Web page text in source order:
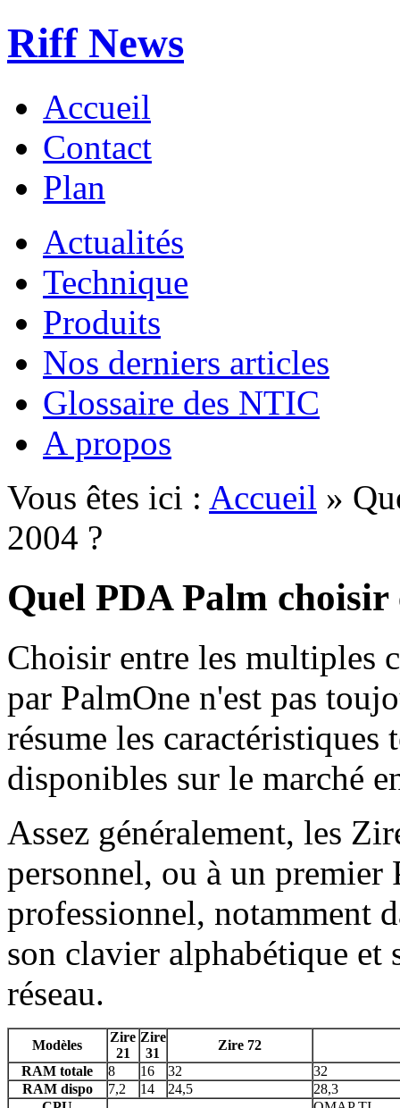
Riff News
Accueil
Contact
Plan
Actualités
Technique
Produits
Nos derniers articles
Glossaire des NTIC
A propos
Vous êtes ici : Accueil »
2004 ?
Quel PDA Palm choisir
Choisir entre les multiples
par PalmOne n'est pas
résume les caractéristiques
disponibles sur le marché
Assez généralement, les
personnel, ou à un premier
professionnel, notamment
son clavier alphabétique et
réseau.
Modèles
Zire
21
Zire
31
Zire 72
RAM totale
8 16 32
32
RAM dispo
7,2 14 24,5
28,3